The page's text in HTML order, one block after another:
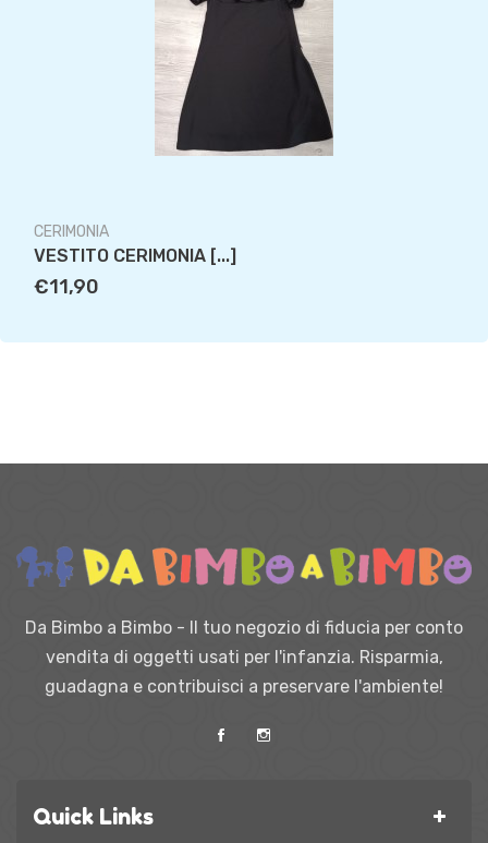
CERIMONIA
VESTITO CERIMONIA [...]
€11,90
Da Bimbo a Bimbo - Il tuo negozio di fiducia per conto
vendita di oggetti usati per l'infanzia. Risparmia,
guadagna e contribuisci a preservare l'ambiente!
Quick Links